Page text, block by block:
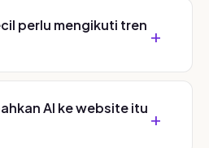
perlu mengikuti tren
AI ke website itu